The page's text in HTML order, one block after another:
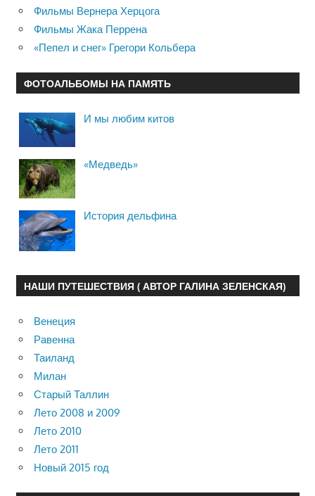
Фильмы Вернера Херцога
Фильмы Жака Перрена
«Пепел и снег» Грегори Кольбера
ФОТОАЛЬБОМЫ НА ПАМЯТЬ
И мы любим китов
«Медведь»
История дельфина
НАШИ ПУТЕШЕСТВИЯ ( АВТОР ГАЛИНА ЗЕЛЕНСКАЯ)
Венеция
Равенна
Таиланд
Милан
Старый Таллин
Лето 2008 и 2009
Лето 2010
Лето 2011
Новый 2015 год